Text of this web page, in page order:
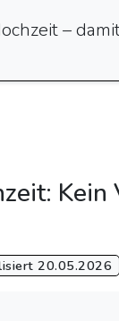
–
Kein
20.05.2026